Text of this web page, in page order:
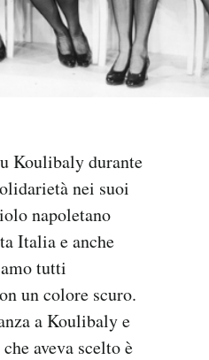
Koulibaly durante
nei suoi
napoletano
Italia e anche
tutti
un colore scuro.
a Koulibaly e
aveva scelto è